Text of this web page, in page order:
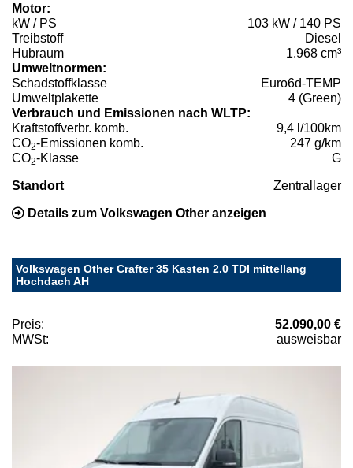
Motor:
kW / PS
103 kW / 140 PS
Treibstoff
Diesel
Hubraum
1.968 cm³
Umweltnormen:
Schadstoffklasse
Euro6d-TEMP
Umweltplakette
4 (Green)
Verbrauch und Emissionen nach WLTP:
Kraftstoffverbr. komb.
9,4 l/100km
CO2-Emissionen komb.
247 g/km
CO2-Klasse G
Standort Zentrallager
Details zum Volkswagen Other anzeigen
Volkswagen Other Crafter 35 Kasten 2.0 TDI mittellang
Hochdach AH
Preis:
52.090,00 €
MWSt:
ausweisbar